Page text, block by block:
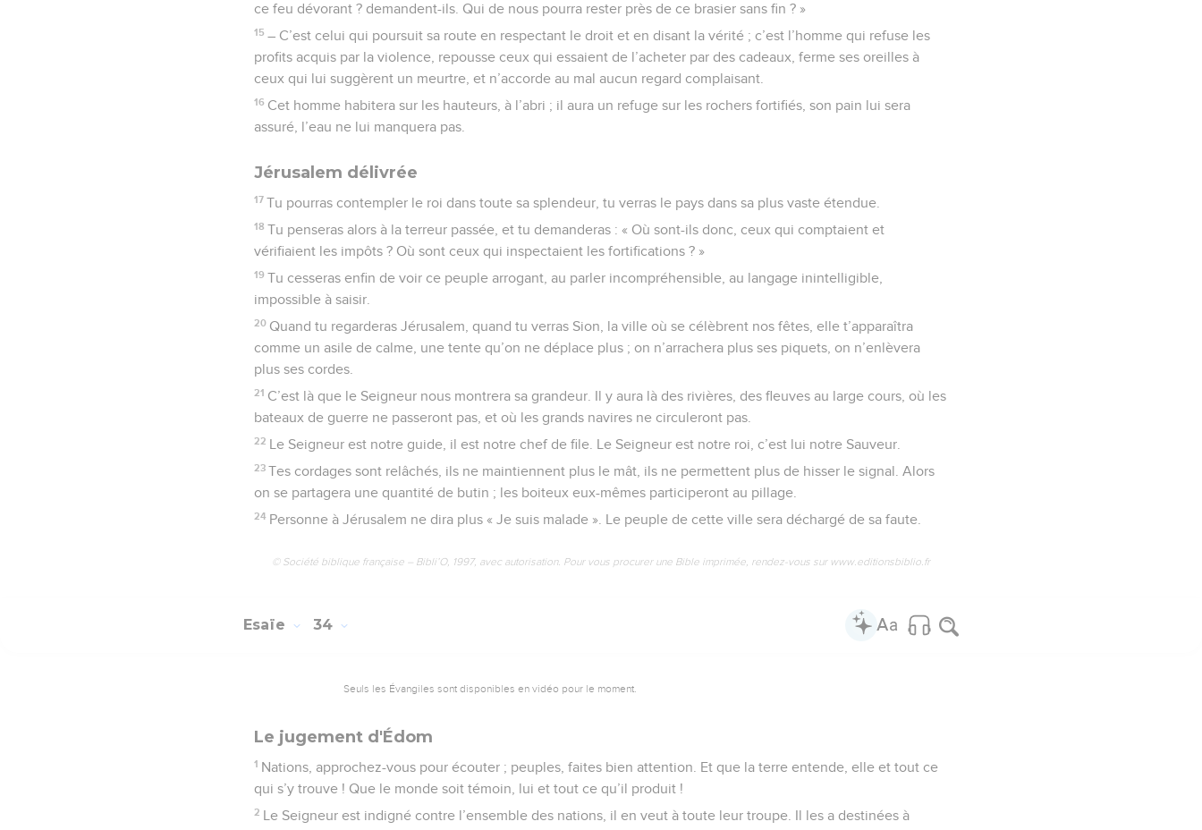
ce feu dévorant ? demandent-ils. Qui de nous pourra rester près de ce brasier sans fin ? »
15 – C’est celui qui poursuit sa route en respectant le droit et en disant la vérité ; c’est l’homme qui refuse les
profits acquis par la violence, repousse ceux qui essaient de l’acheter par des cadeaux, ferme ses oreilles à
ceux qui lui suggèrent un meurtre, et n’accorde au mal aucun regard complaisant.
16 Cet homme habitera sur les hauteurs, à l’abri ; il aura un refuge sur les rochers fortifiés, son pain lui sera
assuré, l’eau ne lui manquera pas.
Jérusalem délivrée
17 Tu pourras contempler le roi dans toute sa splendeur, tu verras le pays dans sa plus vaste étendue.
18 Tu penseras alors à la terreur passée, et tu demanderas : « Où sont-ils donc, ceux qui comptaient et
vérifiaient les impôts ? Où sont ceux qui inspectaient les fortifications ? »
19 Tu cesseras enfin de voir ce peuple arrogant, au parler incompréhensible, au langage inintelligible,
impossible à saisir.
20 Quand tu regarderas Jérusalem, quand tu verras Sion, la ville où se célèbrent nos fêtes, elle t’apparaîtra
comme un asile de calme, une tente qu’on ne déplace plus ; on n’arrachera plus ses piquets, on n’enlèvera
plus ses cordes.
21 C’est là que le Seigneur nous montrera sa grandeur. Il y aura là des rivières, des fleuves au large cours, où les
bateaux de guerre ne passeront pas, et où les grands navires ne circuleront pas.
22 Le Seigneur est notre guide, il est notre chef de file. Le Seigneur est notre roi, c’est lui notre Sauveur.
23 Tes cordages sont relâchés, ils ne maintiennent plus le mât, ils ne permettent plus de hisser le signal. Alors
on se partagera une quantité de butin ; les boiteux eux-mêmes participeront au pillage.
24 Personne à Jérusalem ne dira plus « Je suis malade ». Le peuple de cette ville sera déchargé de sa faute.
© Société biblique française – Bibli’O, 1997, avec autorisation. Pour vous procurer une Bible imprimée, rendez-vous sur www.editionsbiblio.fr
Esaïe 34
Seuls les Évangiles sont disponibles en vidéo pour le moment.
Le jugement d'Édom
1 Nations, approchez-vous pour écouter ; peuples, faites bien attention. Et que la terre entende, elle et tout ce
qui s’y trouve ! Que le monde soit témoin, lui et tout ce qu’il produit !
2 Le Seigneur est indigné contre l’ensemble des nations, il en veut à toute leur troupe. Il les a destinées à